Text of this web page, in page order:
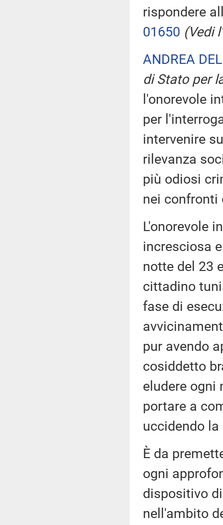
rispondere
01650 (Vedi l'
ANDREA
di Stato per
l'onorevole
per
intervenire
rilevanza
più odiosi
nei confronti
L'onorevole
incresciosa
notte del 23
cittadino
fase di
pur avendo
cosiddetto
eludere ogni
portare a
uccidendo
È da
ogni
dispositivo
nell'ambito